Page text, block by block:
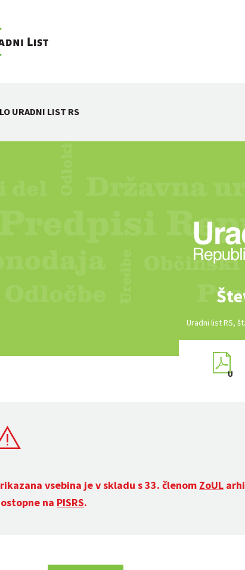
URADNI LIST RS
Uradni list RS,
vsebina je v skladu s 33. členom ZoUL
na PISRS.